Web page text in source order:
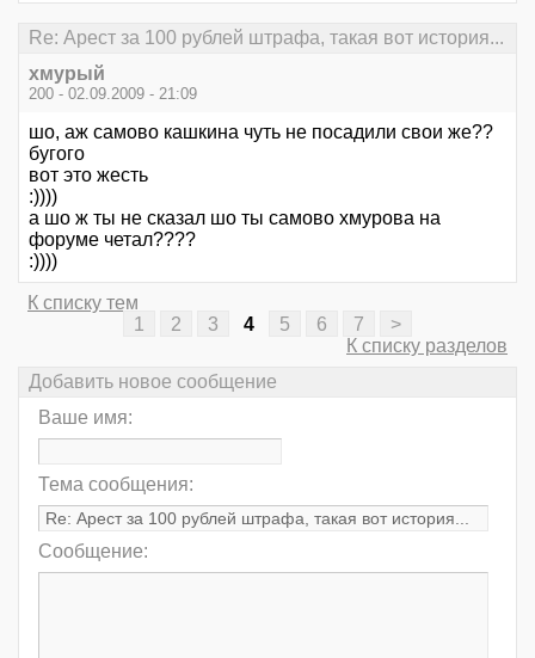
Re: Арест за 100 рублей штрафа, такая вот история...
хмурый
200 - 02.09.2009 - 21:09
шо, аж самово кашкина чуть не посадили свои же??
бугого
вот это жесть
:))))
а шо ж ты не сказал шо ты самово хмурова на
форуме четал????
:))))
К списку тем
1
2 3 4 5 6 7
>
К списку разделов
Добавить новое сообщение
Ваше имя:
Тема сообщения:
Сообщение: